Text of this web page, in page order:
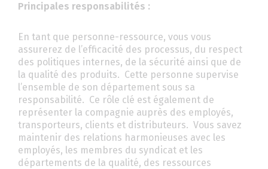
Principales responsabilités :
En tant que personne-ressource, vous vous
assurerez de l’efficacité des processus, du respect
des politiques internes, de la sécurité ainsi que de
la qualité des produits. Cette personne supervise
l’ensemble de son département sous sa
responsabilité. Ce rôle clé est également de
représenter la compagnie auprès des employés,
transporteurs, clients et distributeurs. Vous savez
maintenir des relations harmonieuses avec les
employés, les membres du syndicat et les
départements de la qualité, des ressources